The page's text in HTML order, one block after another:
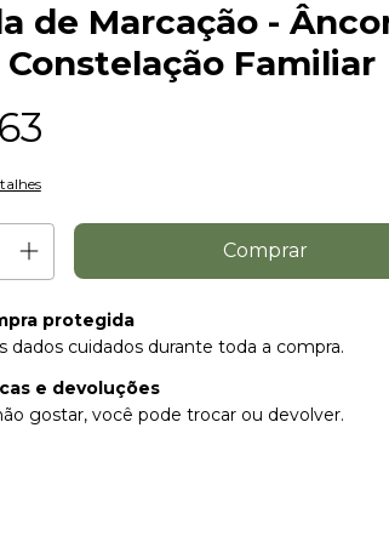
de Marcação -
Constelação Familiar
protegida
dados cuidados durante toda a compra.
e devoluções
gostar, você pode trocar ou devolver.